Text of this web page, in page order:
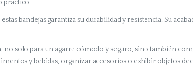
práctico.
bandejas garantiza su durabilidad y resistencia. Su
no solo para un agarre cómodo y seguro, sino también
y bebidas, organizar accesorios o exhibir objetos